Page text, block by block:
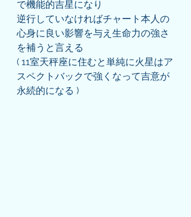
で機能的吉星になり
逆行していなければチャート本人の
心身に良い影響を与え生命力の強さ
を補うと言える
( 11室天秤座に住むと単純に火星はア
スペクトバックで強くなって吉意が
永続的になる )